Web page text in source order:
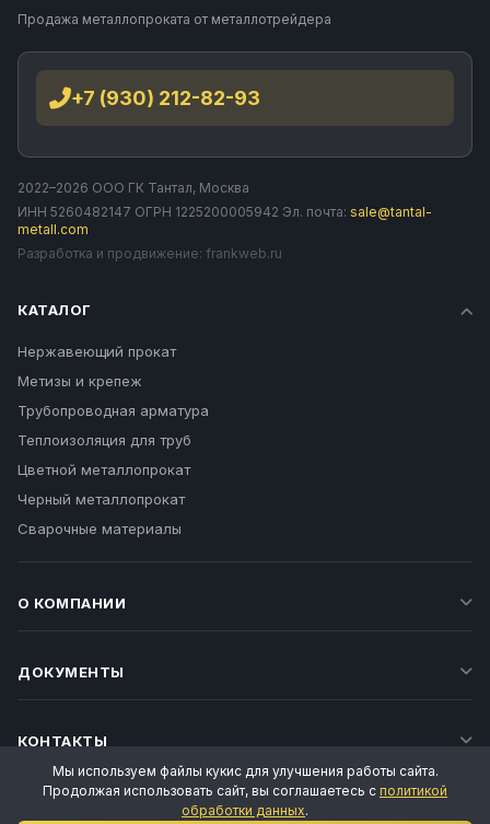
Продажа металлопроката от металлотрейдера
+7 (930) 212-82-93
2022–2026 ООО ГК Тантал, Москва
ИНН 5260482147 ОГРН 1225200005942 Эл. почта: sale@tantal-
metall.com
Разработка и продвижение: frankweb.ru
КАТАЛОГ
Нержавеющий прокат
Метизы и крепеж
Трубопроводная арматура
Теплоизоляция для труб
Цветной металлопрокат
Черный металлопрокат
Сварочные материалы
О КОМПАНИИ
ДОКУМЕНТЫ
КОНТАКТЫ
Мы используем файлы кукис для улучшения работы сайта.
Продолжая использовать сайт, вы соглашаетесь с политикой
обработки данных.